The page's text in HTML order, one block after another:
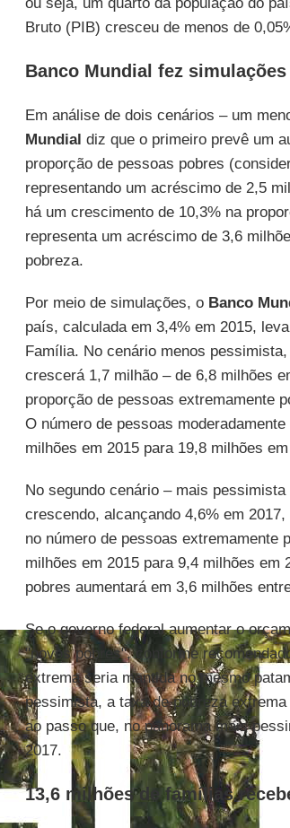
Bruto (PIB) cresceu de menos de
Banco Mundial fez simulações
Em análise de dois cenários – um
Mundial diz que o primeiro prevê um
proporção de pessoas pobres
representando um acréscimo de 2,5
há um crescimento de 10,3% na
representa um acréscimo de 3,6
pobreza.
Por meio de simulações, o Banco
país, calculada em 3,4% em 2015,
Família. No cenário menos
crescerá 1,7 milhão – de 6,8 milhões
proporção de pessoas extremamente
O número de pessoas
milhões em 2015 para 19,8 milhões
No segundo cenário – mais
crescendo, alcançando 4,6% em
no número de pessoas extremamente
milhões em 2015 para 9,4 milhões em
pobres aumentará em 3,6 milhões
Se o governo federal aumentar o
"novos pobres", conforme
extrema seria mantida no mesmo
pessimista, a taxa de pobreza
ao passo que, no panorama mais
2017.
13,6 milhões de famílias